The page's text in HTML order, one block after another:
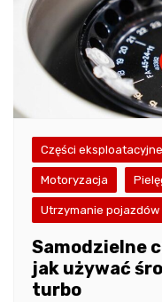
Części eksploatacyjne
Motoryzacja
Utrzymanie pojazdów
Samodzielne
jak używać
turbo